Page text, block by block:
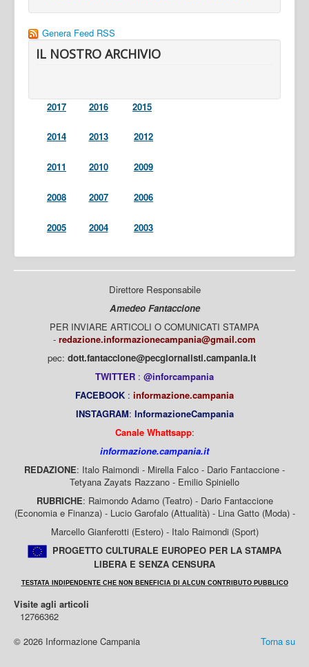
Genera Feed RSS
IL NOSTRO ARCHIVIO
2017 2016 2015
2014 2013 2012
2011 2010 2009
2008 2007 2006
2005 2004 2003
Direttore Responsabile
Amedeo Fantaccione
PER INVIARE ARTICOLI O COMUNICATI STAMPA
- redazione.informazionecampania@gmail.com
pec: dott.fantaccione@pecgiornalisti.campania.it
TWITTER : @inforcampania
FACEBOOK : informazione.campania
INSTAGRAM: InformazioneCampania
Canale Whattsapp:
informazione.campania.it
REDAZIONE: Italo Raimondi - Mirella Falco - Dario Fantaccione -
Tetyana Zayats Razzano - Emilio Spiniello
RUBRICHE: Raimondo Adamo (Teatro) - Dario Fantaccione
(Economia e Finanza) - Lucio Garofalo (Attualità) - Lina Gatto (Moda) -
Marcello Gianferotti (Estero) - Italo Raimondi (Sport)
PROGETTO CULTURALE EUROPEO PER LA STAMPA
LIBERA E SENZA CENSURA
TESTATA INDIPENDENTE CHE NON BENEFICIA DI ALCUN CONTRIBUTO PUBBLICO
Visite agli articoli
12766362
Torna su
© 2026 Informazione Campania